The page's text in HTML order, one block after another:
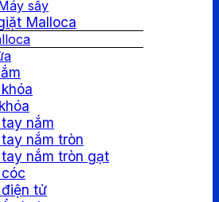
sấy
Malloca
nắm
nắm tròn
tay nắm tròn gạt
điện tử